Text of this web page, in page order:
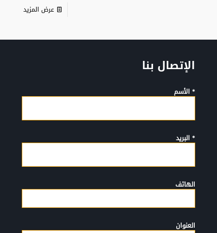
عرض المزيد
الإتصال بنا
* الأسم
* البريد
الهاتف
العنوان